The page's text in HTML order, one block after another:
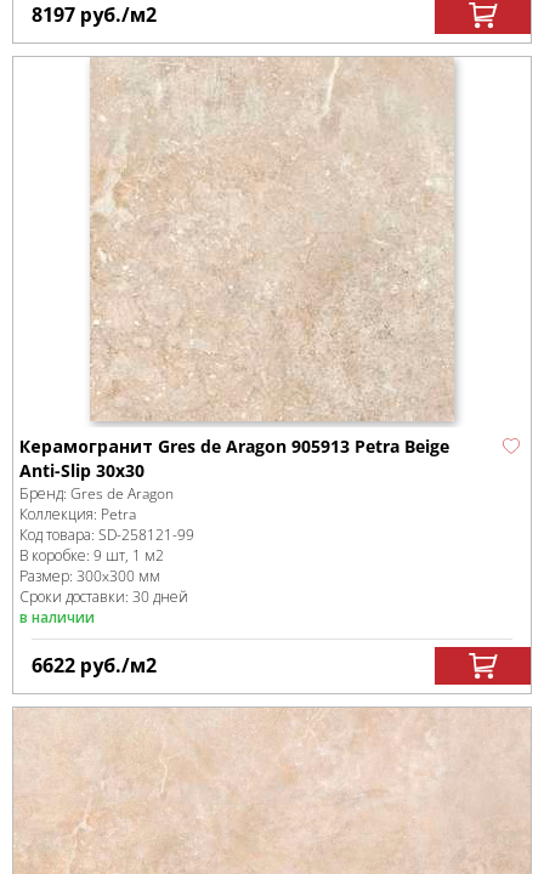
8197 руб./м2
Керамогранит Gres de Aragon 905913 Petra Beige
Anti-Slip 30x30
Бренд: Gres de Aragon
Коллекция: Petra
Код товара: SD-258121-99
В коробке: 9 шт, 1 м2
Размер: 300x300 мм
Сроки доставки: 30 дней
в наличии
6622 руб./м2